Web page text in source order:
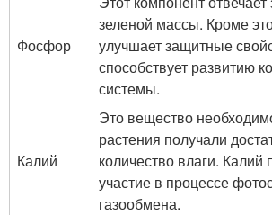
Фосфор
зеленой массы. Кроме
улучшает защитные
способствует развитию
системы.
Калий
Это вещество
растения получали
количество влаги. Калий
участие в процессе
газообмена.